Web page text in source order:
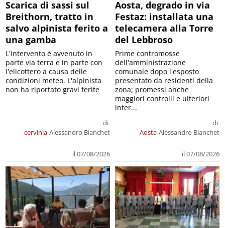
Scarica di sassi sul
Breithorn, tratto in
salvo alpinista ferito a
una gamba
cervinia
di
Alessandro Bianchet
il 07/08/2026
L'intervento è avvenuto in
parte via terra e in parte con
l'elicottero a causa delle
condizioni meteo. L'alpinista
non ha riportato gravi ferite
Aosta, degrado in via
Festaz: installata una
telecamera alla Torre
del Lebbroso
Aosta
di
Alessandro Bianchet
il 07/08/2026
Prime contromosse
dell'amministrazione
comunale dopo l'esposto
presentato da residenti della
zona; promessi anche
maggiori controlli e ulteriori
inter...